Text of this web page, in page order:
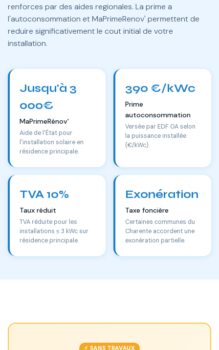
renforces par des aides regionales. La prime a
l'autoconsommation et MaPrimeRenov' permettent de
reduire significativement le cout initial de votre
installation.
Jusqu'à 3
000€
MaPrimeRénov'
Aide de l'État pour
l'installation solaire en
résidence principale.
390 €/kWc
Prime
autoconsommation
Versée par EDF OA selon
la puissance installée
(€/kWc).
TVA 10%
Taux réduit
TVA réduite pour les
installations ≤ 3 kWc sur
résidence principale.
Exonération
Taxe foncière
Certaines communes du
Charente accordent une
exonération partielle.
⚡ SANS TRAVAUX